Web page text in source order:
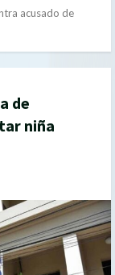
acusado de
de
niña